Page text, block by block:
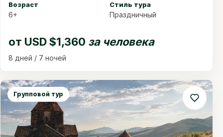
Возраст
6+
Стиль тура
Праздничный
от USD $1,360 за человека
8 дней / 7 ночей
Групповой тур